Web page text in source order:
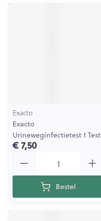
Exacto
Exacto
Urineweginfectietest 1 Test
€ 7,50
Bestel